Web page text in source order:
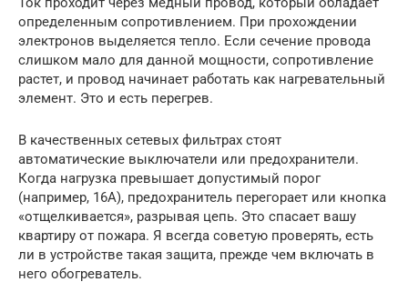
определенным сопротивлением. При прохождении
электронов выделяется тепло. Если сечение провода
слишком мало для данной мощности, сопротивление
растет, и провод начинает работать как нагревательный
элемент. Это и есть перегрев.
В качественных сетевых фильтрах стоят
автоматические выключатели или предохранители.
Когда нагрузка превышает допустимый порог
(например, 16А), предохранитель перегорает или кнопка
«отщелкивается», разрывая цепь. Это спасает вашу
квартиру от пожара. Я всегда советую проверять, есть
ли в устройстве такая защита, прежде чем включать в
него обогреватель.